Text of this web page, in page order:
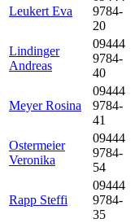
Leukert Eva
9784-
20
Lindinger
Andreas
09444
9784-
40
Meyer Rosina
09444
9784-
41
Ostermeier
Veronika
09444
9784-
54
Rapp Steffi
09444
9784-
35